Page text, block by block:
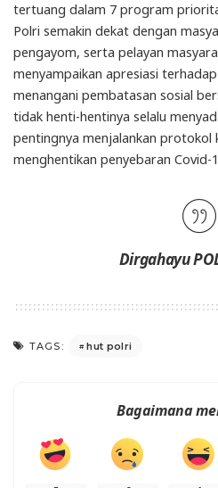
tertuang dalam 7 program
Polri semakin dekat dengan
pengayom, serta pelayan
menyampaikan apresiasi
menangani pembatasan sosial
tidak henti-hentinya selalu
pentingnya menjalankan protokol
menghentikan penyebaran Covid-
Dirgahayu
TAGS: hut polri
Bagaimana